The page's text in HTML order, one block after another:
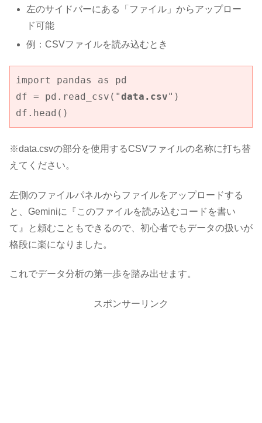
左のサイドバーにある「ファイル」からアップロー
ド可能
例：CSVファイルを読み込むとき
import pandas as pd
df = pd.read_csv("data.csv")
df.head()
※data.csvの部分を使用するCSVファイルの名称に打ち替
えてください。
左側のファイルパネルからファイルをアップロードする
と、Geminiに『このファイルを読み込むコードを書い
て』と頼むこともできるので、初心者でもデータの扱いが
格段に楽になりました。
これでデータ分析の第一歩を踏み出せます。
スポンサーリンク